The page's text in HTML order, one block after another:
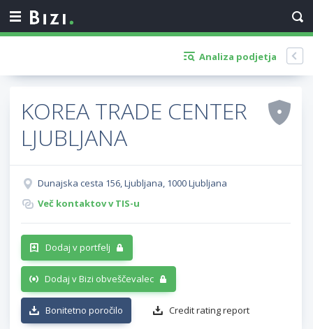
Analiza podjetja
KOREA TRADE CENTER
LJUBLJANA
Dunajska cesta 156, Ljubljana, 1000 Ljubljana
Več kontaktov v TIS-u
Dodaj v portfelj
Dodaj v Bizi obveščevalec
Bonitetno poročilo Credit rating report